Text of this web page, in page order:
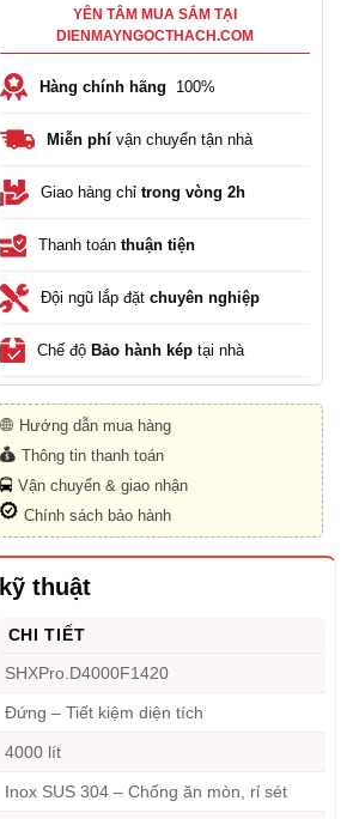
YÊN TÂM MUA SẮM TẠI
DIENMAYNGOCTHACH.COM
Hàng chính hãng 100%
Miễn phívận chuyển tận nhà
Giao hàng chỉtrong vòng 2h
Thanh toánthuận tiện
Đội ngũ lắp đặtchuyên nghiệp
Chế độBảo hành képtại nhà
Hướng dẫn mua hàng
Thông tin thanh toán
Vận chuyển & giao nhận
Chính sách bảo hành
thuật
CHI TIẾT
SHXPro.D4000F1420
Đứng – Tiết kiệm diện tích
4000 lít
Inox SUS 304 – Chống ăn mòn, rỉ sét